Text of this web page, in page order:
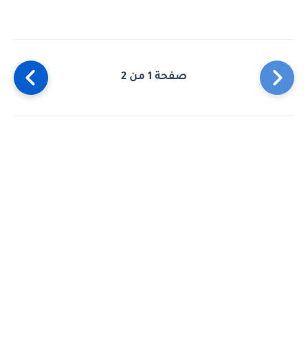
صفحة 1 من 2